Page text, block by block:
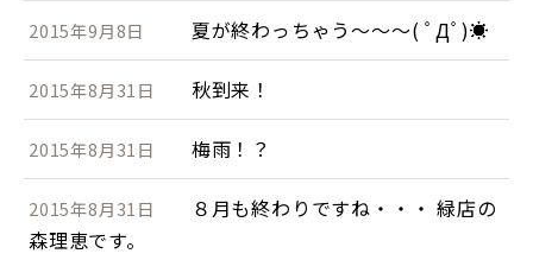
2015年9月8日 夏が終わっちゃう～～～( ﾟДﾟ)☀
2015年8月31日 秋到来！
2015年8月31日 梅雨！？
2015年8月31日
８月も終わりですね・・・ 緑店の
森理恵です。